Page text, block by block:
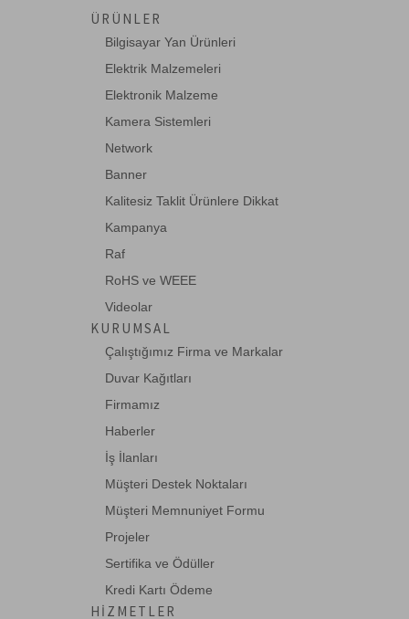
ÜRÜNLER
Bilgisayar Yan Ürünleri
Elektrik Malzemeleri
Elektronik Malzeme
Kamera Sistemleri
Network
Banner
Kalitesiz Taklit Ürünlere Dikkat
Kampanya
Raf
RoHS ve WEEE
Videolar
KURUMSAL
Çalıştığımız Firma ve Markalar
Duvar Kağıtları
Firmamız
Haberler
İş İlanları
Müşteri Destek Noktaları
Müşteri Memnuniyet Formu
Projeler
Sertifika ve Ödüller
Kredi Kartı Ödeme
HIZMETLER